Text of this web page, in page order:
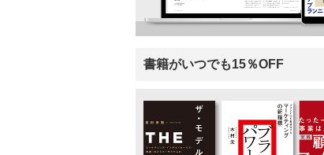
書籍がいつでも15％OFF